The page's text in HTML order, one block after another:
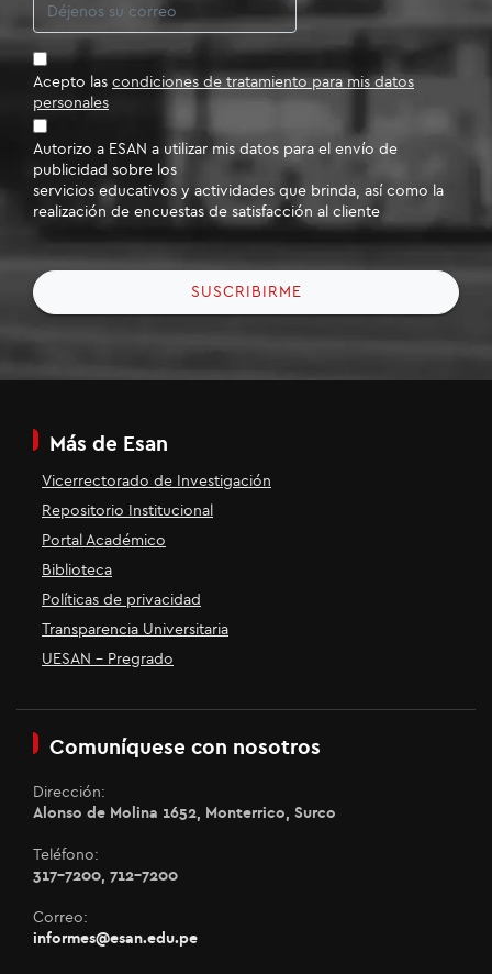
Acepto las condiciones de tratamiento para mis datos
personales
Autorizo a ESAN a utilizar mis datos para el envío de
publicidad sobre los
servicios educativos y actividades que brinda, así como la
realización de encuestas de satisfacción al cliente
SUSCRIBIRME
Más de Esan
Vicerrectorado de Investigación
Repositorio Institucional
Portal Académico
Biblioteca
Políticas de privacidad
Transparencia Universitaria
UESAN - Pregrado
Comuníquese con nosotros
Dirección:
Alonso de Molina 1652, Monterrico, Surco
Teléfono:
317-7200, 712-7200
Correo:
informes@esan.edu.pe